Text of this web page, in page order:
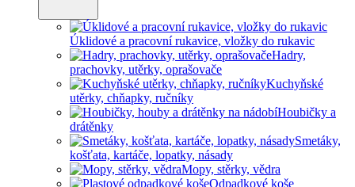
Úklidové a pracovní rukavice, vložky do rukavic
Hadry,
prachovky, utěrky, oprašovače
Kuchyňské
utěrky, chňapky, ručníky
Houbičky a
drátěnky
Smetáky,
košťata, kartáče, lopatky, násady
Mopy, stěrky, vědra
Odpadkové koše